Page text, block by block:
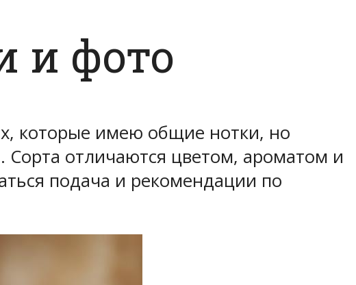
и фото
которые имею общие нотки, но
отличаются цветом, ароматом и
подача и рекомендации по